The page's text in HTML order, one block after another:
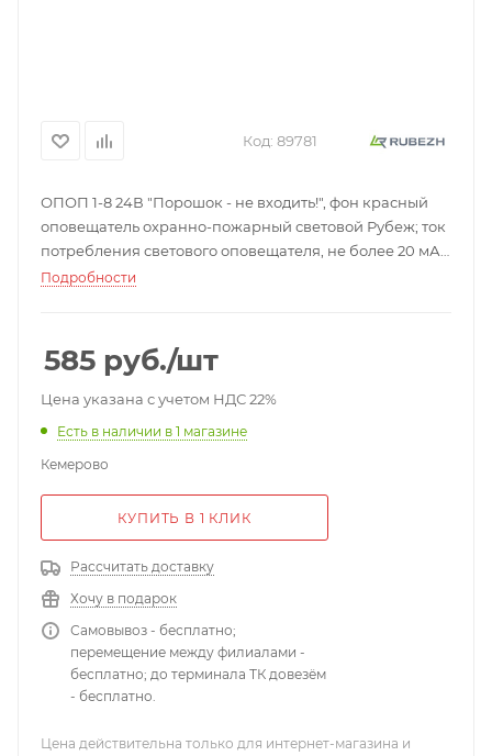
Код: 89781
ОПОП 1-8 24В "Порошок - не входить!", фон красный
оповещатель охранно-пожарный световой Рубеж; ток
потребления светового оповещателя, не более 20 мА;
от -40 до +55 ; 301x101x21 мм; 0,25 кг.
Подробности
585 руб./шт
Цена указана с учетом НДС 22%
Есть в наличии в 1 магазине
Кемерово
КУПИТЬ В 1 КЛИК
Рассчитать доставку
Хочу в подарок
Самовывоз - бесплатно;
перемещение между филиалами -
бесплатно; до терминала ТК довезём
- бесплатно.
Цена действительна только для интернет-магазина и